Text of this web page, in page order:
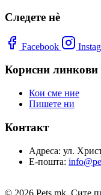
Следете нѐ
Facebook
Корисни линкови
Кои сме ние
Пишете ни
Контакт
Адреса: ул.
Е-пошта:
© 2026 Pets.mk. Сите